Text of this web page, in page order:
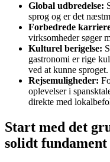
Global udbredelse:
sprog og er det
Forbedrede
virksomheder søger
Kulturel berigelse:
gastronomi er rige
ved at kunne sproget.
Rejsemuligheder:
oplevelser i
direkte med
Start med det
solidt fundament